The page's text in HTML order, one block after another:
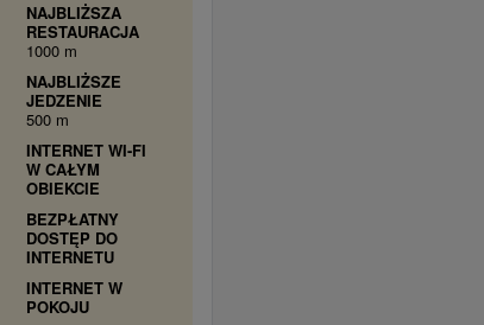
NAJBLIŻSZA
RESTAURACJA
1000 m
NAJBLIŻSZE
JEDZENIE
500 m
INTERNET WI-FI
W CAŁYM
OBIEKCIE
BEZPŁATNY
DOSTĘP DO
INTERNETU
INTERNET W
POKOJU